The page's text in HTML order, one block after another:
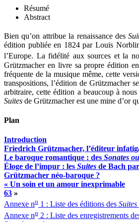
Résumé
Abstract
Bien qu’on attribue la renaissance des
édition publiée en 1824 par Louis
l’Europe. La fidélité aux sources et la
Grützmacher en livre sa propre édition
fréquente de la musique même, cette
transpositions, l’édition de Grützmacher
arbitraire, cette édition a beaucoup à
Suites de Grützmacher est une mine d’or
Plan
Introduction
Friedrich Grützmacher, l’éditeur
Le baroque romantique : des Sonates
Éloge de l’impur : les Suites de Bach
Grützmacher néo-baroque ?
« Un soin et un amour inexprimable
63 »
Annexe no 1 : Liste des éditions des
Annexe no 2 : Liste des enregistrements